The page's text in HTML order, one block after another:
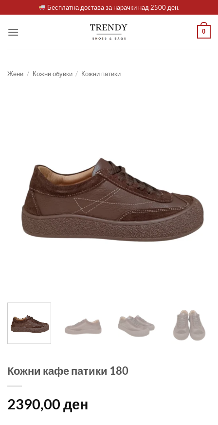
to
content
Бесплатна достава за нарачки над 2500 ден.
0
Жени / Кожни обувки / Кожни патики
Кожни кафе патики 180
2390,00 ден